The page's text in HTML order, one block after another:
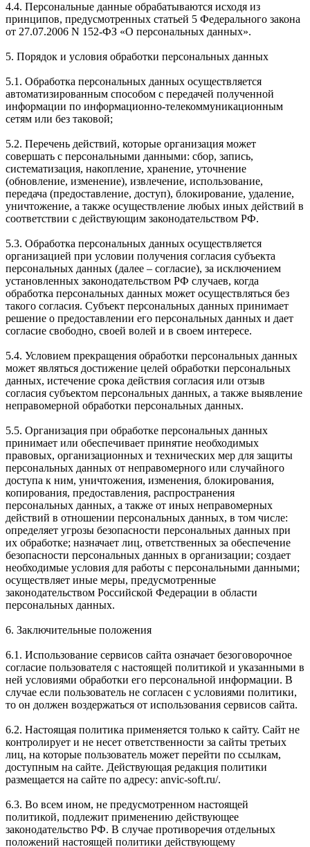
4.4. Персональные данные обрабатываются исходя из
принципов, предусмотренных статьей 5 Федерального закона
от 27.07.2006 N 152-ФЗ «О персональных данных».
5. Порядок и условия обработки персональных данных
5.1. Обработка персональных данных осуществляется
автоматизированным способом с передачей полученной
информации по информационно-телекоммуникационным
сетям или без таковой;
5.2. Перечень действий, которые организация может
совершать с персональными данными: сбор, запись,
систематизация, накопление, хранение, уточнение
(обновление, изменение), извлечение, использование,
передача (предоставление, доступ), блокирование, удаление,
уничтожение, а также осуществление любых иных действий в
соответствии с действующим законодательством РФ.
5.3. Обработка персональных данных осуществляется
организацией при условии получения согласия субъекта
персональных данных (далее – согласие), за исключением
установленных законодательством РФ случаев, когда
обработка персональных данных может осуществляться без
такого согласия. Субъект персональных данных принимает
решение о предоставлении его персональных данных и дает
согласие свободно, своей волей и в своем интересе.
5.4. Условием прекращения обработки персональных данных
может являться достижение целей обработки персональных
данных, истечение срока действия согласия или отзыв
согласия субъектом персональных данных, а также выявление
неправомерной обработки персональных данных.
5.5. Организация при обработке персональных данных
принимает или обеспечивает принятие необходимых
правовых, организационных и технических мер для защиты
персональных данных от неправомерного или случайного
доступа к ним, уничтожения, изменения, блокирования,
копирования, предоставления, распространения
персональных данных, а также от иных неправомерных
действий в отношении персональных данных, в том числе:
определяет угрозы безопасности персональных данных при
их обработке; назначает лиц, ответственных за обеспечение
безопасности персональных данных в организации; создает
необходимые условия для работы с персональными данными;
осуществляет иные меры, предусмотренные
законодательством Российской Федерации в области
персональных данных.
6. Заключительные положения
6.1. Использование сервисов сайта означает безоговорочное
согласие пользователя с настоящей политикой и указанными в
ней условиями обработки его персональной информации. В
случае если пользователь не согласен с условиями политики,
то он должен воздержаться от использования сервисов сайта.
6.2. Настоящая политика применяется только к сайту. Сайт не
контролирует и не несет ответственности за сайты третьих
лиц, на которые пользователь может перейти по ссылкам,
доступным на сайте. Действующая редакция политики
размещается на сайте по адресу: anvic-soft.ru/.
6.3. Во всем ином, не предусмотренном настоящей
политикой, подлежит применению действующее
законодательство РФ. В случае противоречия отдельных
положений настоящей политики действующему